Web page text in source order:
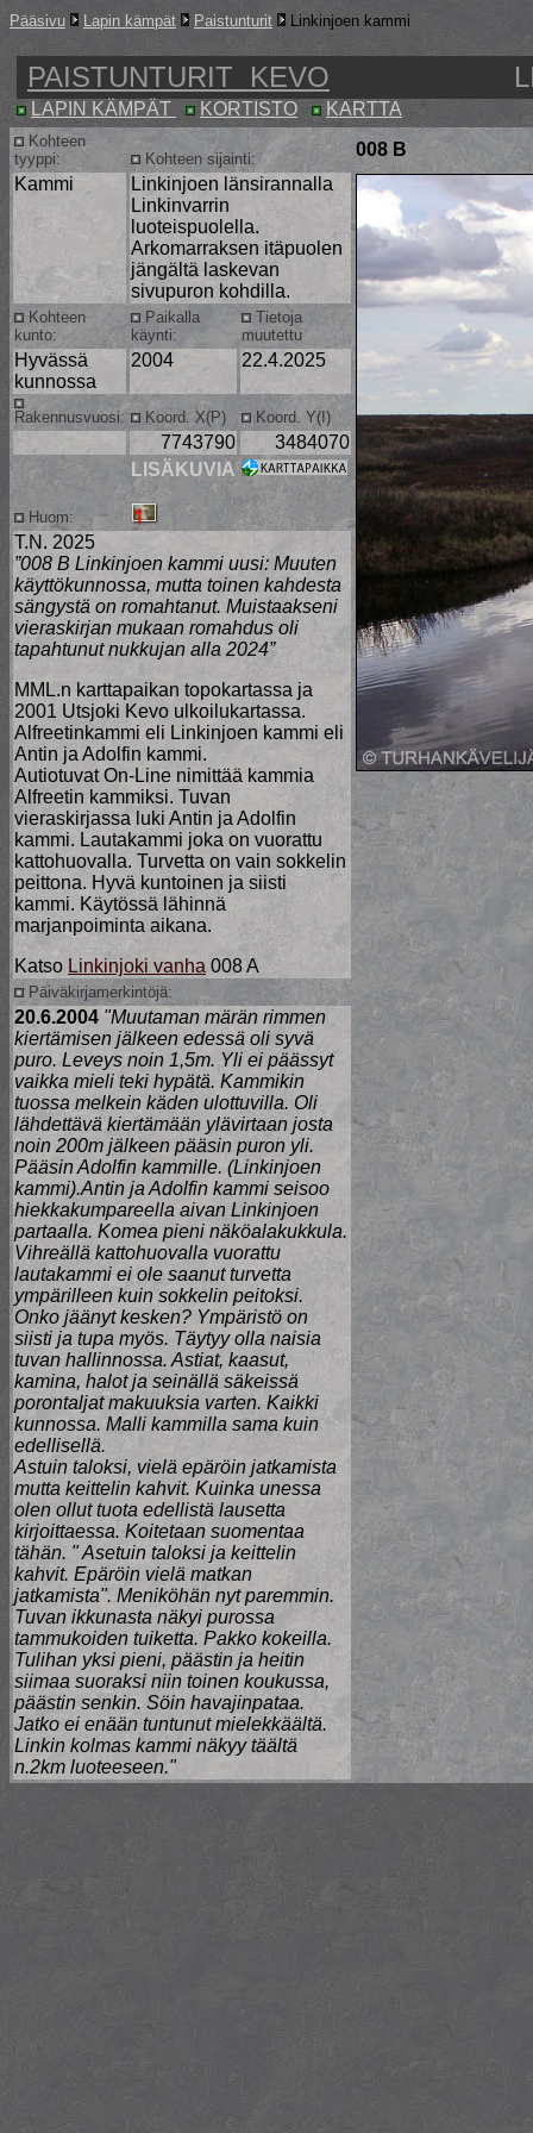
Pääsivu Lapin kämpät Paistunturit Linkinjoen kammi
PAISTUNTURIT KEVO
LAPIN KÄMPÄT KORTISTO KARTTA
Kohteen
tyyppi:
Kohteen sijainti:
008 B
Kammi
Linkinjoen länsirannalla
Linkinvarrin
luoteispuolella.
Arkomarraksen itäpuolen
jängältä laskevan
sivupuron kohdilla.
Kohteen
kunto:
Paikalla
käynti:
Tietoja
muutettu
Hyvässä
kunnossa
2004 22.4.2025
Rakennusvuosi: Koord. X(P) Koord. Y(I)
7743790 3484070
Huom:
LISÄKUVIA
T.N. 2025
”008 B Linkinjoen kammi uusi: Muuten
käyttökunnossa, mutta toinen kahdesta
sängystä on romahtanut. Muistaakseni
vieraskirjan mukaan romahdus oli
tapahtunut nukkujan alla 2024”
MML.n karttapaikan topokartassa ja
2001 Utsjoki Kevo ulkoilukartassa.
Alfreetinkammi eli Linkinjoen kammi eli
Antin ja Adolfin kammi.
Autiotuvat On-Line nimittää kammia
Alfreetin kammiksi. Tuvan
vieraskirjassa luki Antin ja Adolfin
kammi. Lautakammi joka on vuorattu
kattohuovalla. Turvetta on vain sokkelin
peittona. Hyvä kuntoinen ja siisti
kammi. Käytössä lähinnä
marjanpoiminta aikana.
Katso Linkinjoki vanha 008 A
Päiväkirjamerkintöjä:
20.6.2004 "Muutaman märän rimmen
kiertämisen jälkeen edessä oli syvä
puro. Leveys noin 1,5m. Yli ei päässyt
vaikka mieli teki hypätä. Kammikin
tuossa melkein käden ulottuvilla. Oli
lähdettävä kiertämään ylävirtaan josta
noin 200m jälkeen pääsin puron yli.
Pääsin Adolfin kammille. (Linkinjoen
kammi).Antin ja Adolfin kammi seisoo
hiekkakumpareella aivan Linkinjoen
partaalla. Komea pieni näköalakukkula.
Vihreällä kattohuovalla vuorattu
lautakammi ei ole saanut turvetta
ympärilleen kuin sokkelin peitoksi.
Onko jäänyt kesken? Ympäristö on
siisti ja tupa myös. Täytyy olla naisia
tuvan hallinnossa. Astiat, kaasut,
kamina, halot ja seinällä säkeissä
porontaljat makuuksia varten. Kaikki
kunnossa. Malli kammilla sama kuin
edellisellä.
Astuin taloksi, vielä epäröin jatkamista
mutta keittelin kahvit. Kuinka unessa
olen ollut tuota edellistä lausetta
kirjoittaessa. Koitetaan suomentaa
tähän. " Asetuin taloksi ja keittelin
kahvit. Epäröin vielä matkan
jatkamista". Meniköhän nyt paremmin.
Tuvan ikkunasta näkyi purossa
tammukoiden tuiketta. Pakko kokeilla.
Tulihan yksi pieni, päästin ja heitin
siimaa suoraksi niin toinen koukussa,
päästin senkin. Söin havajinpataa.
Jatko ei enään tuntunut mielekkäältä.
Linkin kolmas kammi näkyy täältä
n.2km luoteeseen."